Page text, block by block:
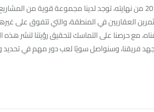
واختتم الحاطي حديثه بالقول: “مع اقتراب 2016 من نهايته، توجد لدينا مجموعة
العقاريين في المنطقة، والتي تتفوق على
مع حرصنا على التماسك لتحقيق رؤيتنا لنشر
فريقنا، وسنواصل سويًا لعب دور مهم في تحديد